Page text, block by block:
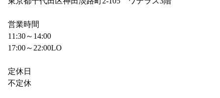
営業時間
11:30～14:00
17:00～22:00LO
定休日
不定休